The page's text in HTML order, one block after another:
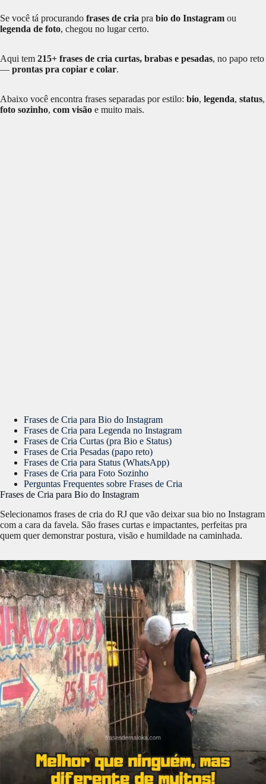
Se você tá procurando frases de cria pra bio do Instagram ou
legenda de foto, chegou no lugar certo.
Aqui tem 215+ frases de cria curtas, brabas e pesadas, no papo reto
— prontas pra copiar e colar.
Abaixo você encontra frases separadas por estilo: bio, legenda, status,
foto sozinho, com visão e muito mais.
Frases de Cria para Bio do Instagram
Frases de Cria para Legenda no Instagram
Frases de Cria Curtas (pra Bio e Status)
Frases de Cria Pesadas (papo reto)
Frases de Cria para Status (WhatsApp)
Frases de Cria para Foto Sozinho
Perguntas Frequentes sobre Frases de Cria
Frases de Cria para Bio do Instagram
Selecionamos frases de cria do RJ que vão deixar sua bio no Instagram
com a cara da favela. São frases curtas e impactantes, perfeitas pra
quem quer demonstrar postura, visão e humildade na caminhada.